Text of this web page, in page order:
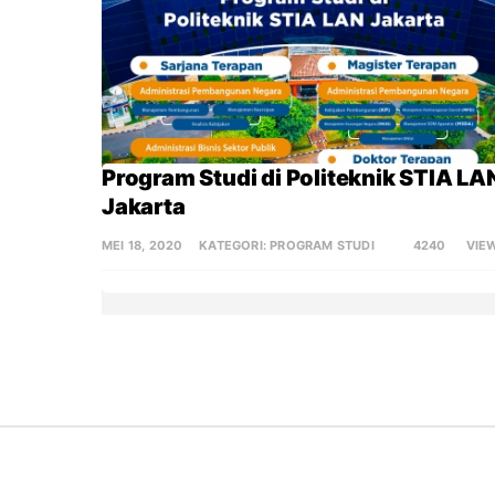
Program Studi di Politeknik STIA
Jakarta
MEI 18, 2020 KATEGORI:PROGRAM STUDI 4240